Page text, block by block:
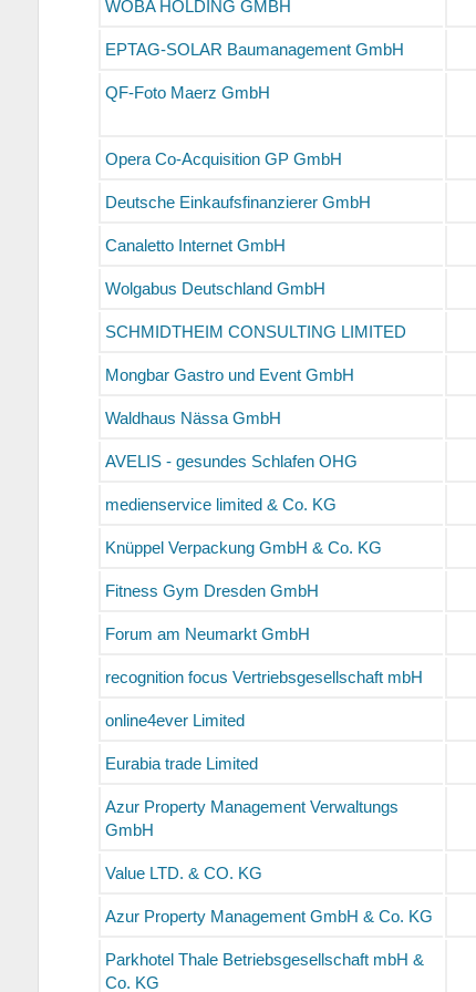
WOBA HOLDING GMBH
EPTAG-SOLAR Baumanagement GmbH
QF-Foto Maerz GmbH
Opera Co-Acquisition GP GmbH
Deutsche Einkaufsfinanzierer GmbH
Canaletto Internet GmbH
Wolgabus Deutschland GmbH
SCHMIDTHEIM CONSULTING LIMITED
Mongbar Gastro und Event GmbH
Waldhaus Nässa GmbH
AVELIS - gesundes Schlafen OHG
medienservice limited & Co. KG
Knüppel Verpackung GmbH & Co. KG
Fitness Gym Dresden GmbH
Forum am Neumarkt GmbH
recognition focus Vertriebsgesellschaft mbH
online4ever Limited
Eurabia trade Limited
Azur Property Management Verwaltungs
GmbH
Value LTD. & CO. KG
Azur Property Management GmbH & Co. KG
Parkhotel Thale Betriebsgesellschaft mbH &
Co. KG